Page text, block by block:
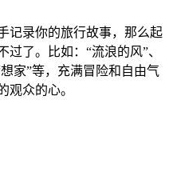
记录你的旅行故事，那么起
了。比如：“流浪的风”、
家”等，充满冒险和自由气
观众的心。